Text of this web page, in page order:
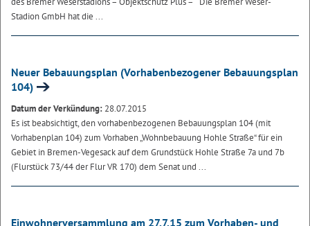
Stadion GmbH hat die ...
Neuer Bebauungsplan (Vorhabenbezogener Bebauungsplan
104)
Datum der Verkündung: 28.07.2015
Es ist beabsichtigt, den vorhabenbezogenen Bebauungsplan 104 (mit
Vorhabenplan 104) zum Vorhaben „Wohnbebauung Hohle Straße“ für ein
Gebiet in Bremen-Vegesack auf dem Grundstück Hohle Straße 7a und 7b
(Flurstück 73/44 der Flur VR 170) dem Senat und ...
Einwohnerversammlung am 27.7.15 zum Vorhaben- und